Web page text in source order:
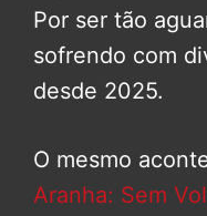
Por ser tão
sofrendo com
desde 2025.
O mesmo
Aranha: Sem